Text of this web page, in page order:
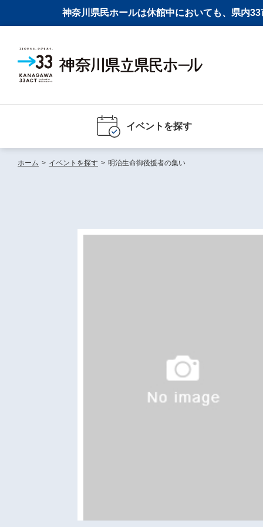
神奈川県民ホールは休館中においても、県内
イベントを探す
ホーム > イベントを探す > 明治生命御後援者の集い